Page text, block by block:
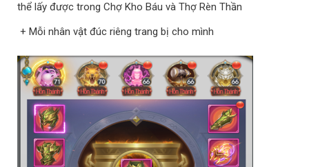
thể lấy được trong Chợ Kho Báu và Thợ Rèn Thần
+ Mỗi nhân vật đúc riêng trang bị cho mình